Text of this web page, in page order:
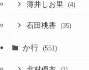
薄井しお里 (4)
石田桃香 (35)
か行 (551)